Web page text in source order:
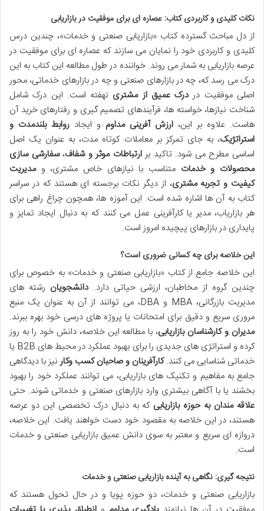
نکات کلیدی و کاربردی کتاب: عصاره ای برای موفقیت در بازاریابی
از دل مباحث گسترده کتاب «بازاریابی صنعتی و خدمات»، چندین درس
کلیدی و کاربردی خود را نمایان می سازند که عصاره ای برای موفقیت در
عرصه بازاریابی به شمار می روند. خواننده در طول مطالعه این کتاب به این
درک می رسد که، چه در بازارهای صنعتی و چه در بازارهای خدماتی، محور
اصلی موفقیت دردرک عمیق از مشتری نهفته است. این درک شامل
شناخت نیازها، خواسته ها، فرآیندهای تصمیم گیری و رفتارهای خرید آن
هاست. علاوه بر این، ارزش آفرینی مداوم و ایجاد روابط بلندمدت و
استراتژیک، به جای تمرکز بر معاملات کوتاه مدت، به عنوان یک اصل
اساسی مطرح می شود. تاکید برارتباطات موثر و شفاف،سفارشی سازی
محصولات و خدمات متناسب با نیازهای خاص مشتری، ومدیریت
کیفیت و تجربه مشتری، از دیگر نکات برجسته ای هستند که در سراسر
کتاب به آن ها اشاره شده است. این آموزه ها، همچون چراغ راهی برای
هر بازاریاب، مدیر یا کارآفرینی عمل می کنند که به دنبال ایجاد تمایز و
پایداری در بازارهای پیچیده امروز است.
این خلاصه برای چه کسانی ضروری است؟
این خلاصه جامع از کتاب «بازاریابی صنعتی و خدمات» به خصوص برای
چندین گروه از مخاطبان، ارزشی حیاتی دارد.دانشجویان رشته های
مدیریت بازرگانی، MBA و DBA، می توانند از آن به عنوان یک منبع
مروری سریع و دقیق برای امتحانات یا پروژه های درسی خود بهره ببرند.
مدیران و کارشناسان بازاریابی، با مطالعه این خلاصه، دانش خود را به روز
کرده و استراتژی های جدیدی را برای بهبود عملکرد در محیط های B2B یا
خدماتی شناسایی می کنند.کارآفرینان و صاحبان کسب وکارنیز با دیدگاهی
جامع به مفاهیم و تکنیک های بازاریابی، می توانند عملکرد خود را بهبود
بخشند یا با آگاهی بیشتری وارد بازارهای صنعتی و خدماتی شوند. حتی
علاقه مندان به حوزه بازاریابی که به دنبال درک تخصصی این دو عرصه
هستند، در این خلاصه به مقصود خود دست خواهند یافت. این خلاصه،
دروازه ای سریع و معتبر به سوی دانش عمیق بازاریابی صنعتی و خدمات
است.
نتیجه گیری: نگاهی به آینده بازاریابی صنعتی و خدمات
بازاریابی صنعتی و خدمات، دو حوزه پویا و در حال تحول هستند که